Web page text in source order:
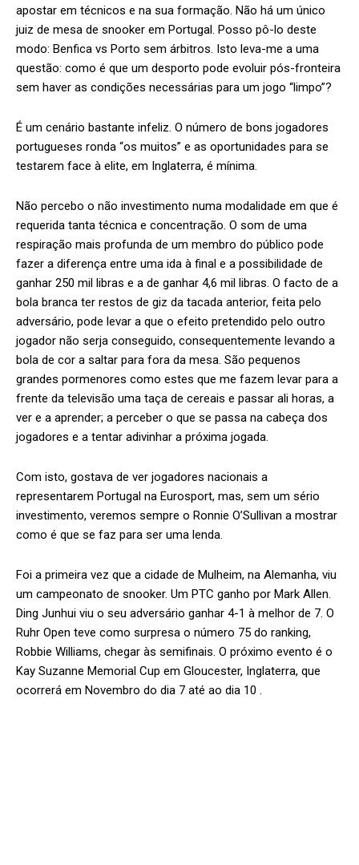
apostar em técnicos e na sua formação. Não há um único
juiz de mesa de snooker em Portugal. Posso pô-lo deste
modo: Benfica vs Porto sem árbitros. Isto leva-me a uma
questão: como é que um desporto pode evoluir pós-fronteira
sem haver as condições necessárias para um jogo “limpo”?
É um cenário bastante infeliz. O número de bons jogadores
portugueses ronda “os muitos” e as oportunidades para se
testarem face à elite, em Inglaterra, é mínima.
Não percebo o não investimento numa modalidade em que é
requerida tanta técnica e concentração. O som de uma
respiração mais profunda de um membro do público pode
fazer a diferença entre uma ida à final e a possibilidade de
ganhar 250 mil libras e a de ganhar 4,6 mil libras. O facto de a
bola branca ter restos de giz da tacada anterior, feita pelo
adversário, pode levar a que o efeito pretendido pelo outro
jogador não serja conseguido, consequentemente levando a
bola de cor a saltar para fora da mesa. São pequenos
grandes pormenores como estes que me fazem levar para a
frente da televisão uma taça de cereais e passar ali horas, a
ver e a aprender; a perceber o que se passa na cabeça dos
jogadores e a tentar adivinhar a próxima jogada.
Com isto, gostava de ver jogadores nacionais a
representarem Portugal na Eurosport, mas, sem um sério
investimento, veremos sempre o Ronnie O’Sullivan a mostrar
como é que se faz para ser uma lenda.
Foi a primeira vez que a cidade de Mulheim, na Alemanha, viu
um campeonato de snooker. Um PTC ganho por Mark Allen.
Ding Junhui viu o seu adversário ganhar 4-1 à melhor de 7. O
Ruhr Open teve como surpresa o número 75 do ranking,
Robbie Williams, chegar às semifinais. O próximo evento é o
Kay Suzanne Memorial Cup em Gloucester, Inglaterra, que
ocorrerá em Novembro do dia 7 até ao dia 10 .